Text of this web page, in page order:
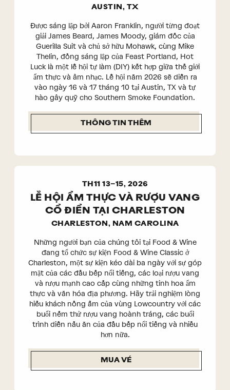
AUSTIN, TX
Được sáng lập bởi Aaron Franklin, người từng đoạt
giải James Beard, James Moody, giám đốc của
Guerilla Suit và chủ sở hữu Mohawk, cùng Mike
Thelin, đồng sáng lập của Feast Portland, Hot
Luck là một lễ hội tự làm (DIY) kết hợp giữa thế giới
ẩm thực và âm nhạc. Lễ hội năm 2026 sẽ diễn ra
vào ngày 16 và 17 tháng 10 tại Austin, TX và tự
hào gây quỹ cho Southern Smoke Foundation.
THÔNG TIN THÊM
TH11 13–15, 2026
LỄ HỘI ẨM THỰC VÀ RƯỢU VANG
CỔ ĐIỂN TẠI CHARLESTON
CHARLESTON, NAM CAROLINA
Những người bạn của chúng tôi tại Food & Wine
đang tổ chức sự kiện Food & Wine Classic ở
Charleston, một sự kiện kéo dài ba ngày với sự góp
mặt của các đầu bếp nổi tiếng, các loại rượu vang
và rượu mạnh cao cấp cùng những tinh hoa ẩm
thực và văn hóa địa phương. Hãy trải nghiệm lòng
hiếu khách nồng ấm của vùng Lowcountry với các
buổi nếm thử rượu vang hoành tráng, các buổi
trình diễn nấu ăn của đầu bếp nổi tiếng và nhiều
hơn nữa.
MUA VÉ